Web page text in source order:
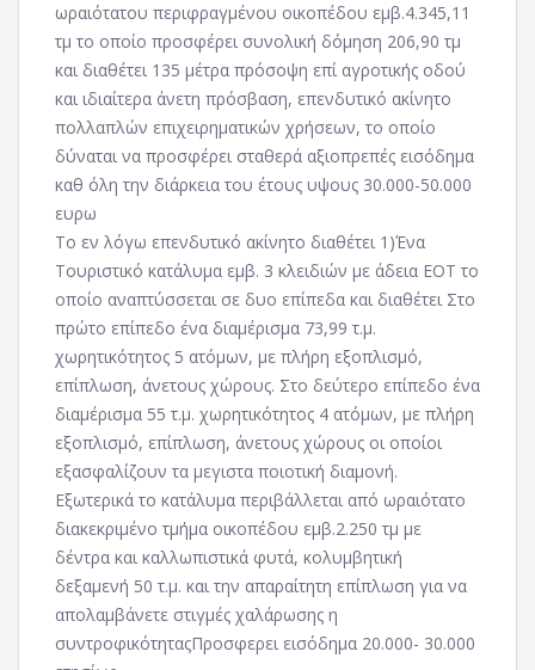
ωραιότατου περιφραγμένου οικοπέδου εμβ.4.345,11
τμ το οποίο προσφέρει συνολική δόμηση 206,90 τμ
και διαθέτει 135 μέτρα πρόσοψη επί αγροτικής οδού
και ιδιαίτερα άνετη πρόσβαση, επενδυτικό ακίνητο
πολλαπλών επιχειρηματικών χρήσεων, το οποίο
δύναται να προσφέρει σταθερά αξιοπρεπές εισόδημα
καθ όλη την διάρκεια του έτους υψους 30.000-50.000
ευρω
Το εν λόγω επενδυτικό ακίνητο διαθέτει 1)Ένα
Τουριστικό κατάλυμα εμβ. 3 κλειδιών με άδεια ΕΟΤ το
οποίο αναπτύσσεται σε δυο επίπεδα και διαθέτει Στο
πρώτο επίπεδο ένα διαμέρισμα 73,99 τ.μ.
χωρητικότητος 5 ατόμων, με πλήρη εξοπλισμό,
επίπλωση, άνετους χώρους. Στο δεύτερο επίπεδο ένα
διαμέρισμα 55 τ.μ. χωρητικότητος 4 ατόμων, με πλήρη
εξοπλισμό, επίπλωση, άνετους χώρους οι οποίοι
εξασφαλίζουν τα μεγιστα ποιοτική διαμονή.
Εξωτερικά το κατάλυμα περιβάλλεται από ωραιότατο
διακεκριμένο τμήμα οικοπέδου εμβ.2.250 τμ με
δέντρα και καλλωπιστικά φυτά, κολυμβητική
δεξαμενή 50 τ.μ. και την απαραίτητη επίπλωση για να
απολαμβάνετε στιγμές χαλάρωσης η
συντροφικότηταςΠροσφερει εισόδημα 20.000- 30.000